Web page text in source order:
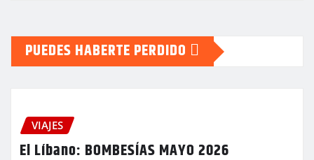
PUEDES HABERTE PERDIDO
VIAJES
El Líbano: BOMBESÍAS MAYO 2026